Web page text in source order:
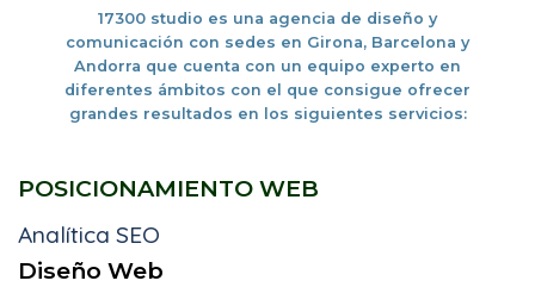
17300 studio es una agencia de diseño y
comunicación con sedes en Girona, Barcelona y
Andorra que cuenta con un equipo experto en
diferentes ámbitos con el que consigue ofrecer
grandes resultados en los siguientes servicios:
POSICIONAMIENTO WEB
Analítica SEO
Diseño Web